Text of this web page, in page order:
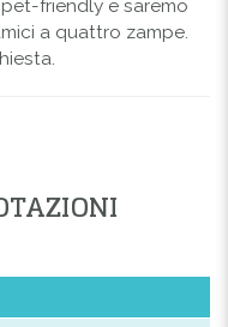
friendly e saremo
a quattro zampe.